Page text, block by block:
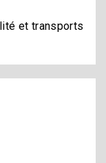
et transports